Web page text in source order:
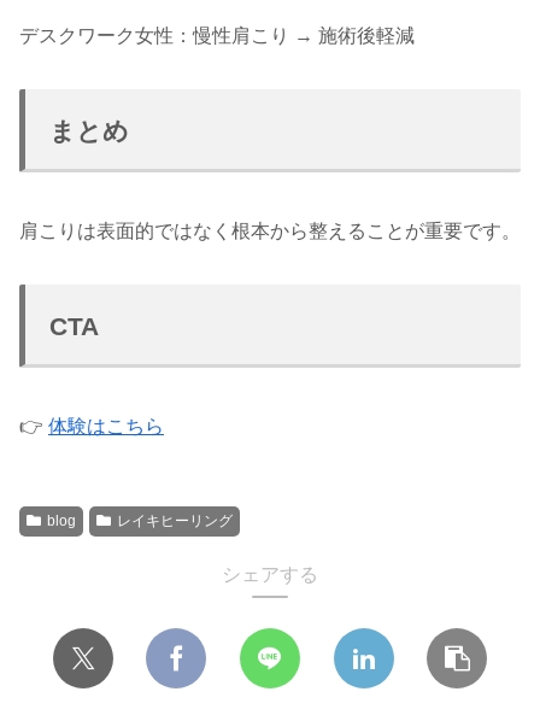
デスクワーク女性：慢性肩こり → 施術後軽減
まとめ
肩こりは表面的ではなく根本から整えることが重要です。
CTA
👉 体験はこちら
blog レイキヒーリング
シェアする